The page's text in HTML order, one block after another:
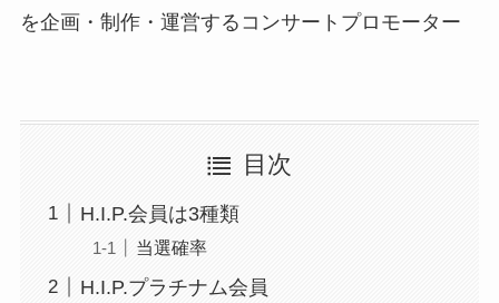
を企画・制作・運営するコンサートプロモーター
目次
H.I.P.会員は3種類
当選確率
H.I.P.プラチナム会員